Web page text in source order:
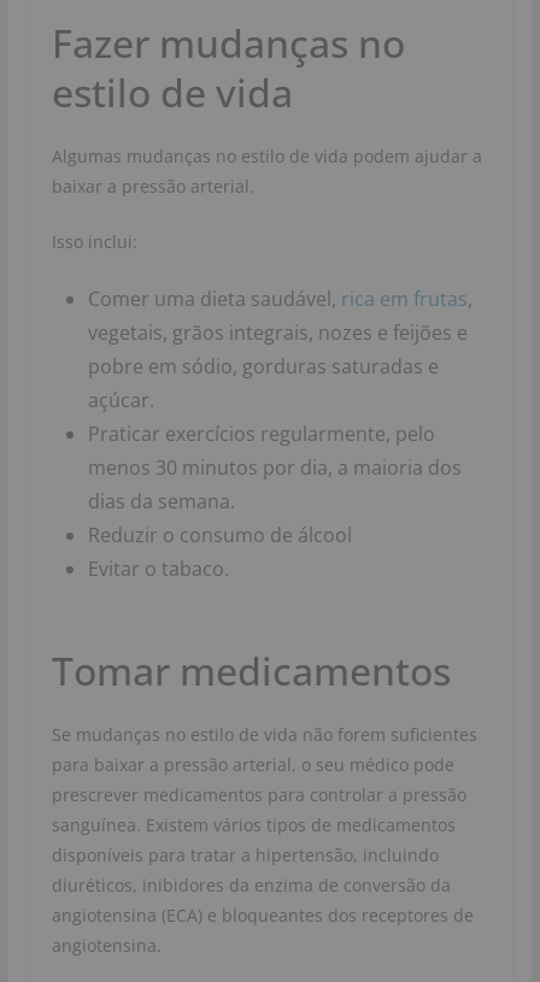
Fazer mudanças no
estilo de vida
Algumas mudanças no estilo de vida podem ajudar a
baixar a pressão arterial.
Isso inclui:
Comer uma dieta saudável, rica em frutas,
vegetais, grãos integrais, nozes e feijões e
pobre em sódio, gorduras saturadas e
açúcar.
Praticar exercícios regularmente, pelo
menos 30 minutos por dia, a maioria dos
dias da semana.
Reduzir o consumo de álcool
Evitar o tabaco.
Tomar medicamentos
Se mudanças no estilo de vida não forem suficientes
para baixar a pressão arterial, o seu médico pode
prescrever medicamentos para controlar a pressão
sanguínea. Existem vários tipos de medicamentos
disponíveis para tratar a hipertensão, incluindo
diuréticos, inibidores da enzima de conversão da
angiotensina (ECA) e bloqueantes dos receptores de
angiotensina.